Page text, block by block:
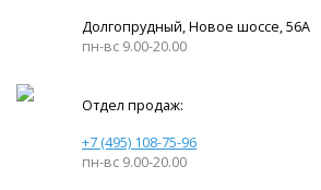
Долгопрудный, Новое шоссе, 56А
пн-вс 9.00-20.00
Отдел продаж:
+7 (495) 108-75-96
пн-вс 9.00-20.00